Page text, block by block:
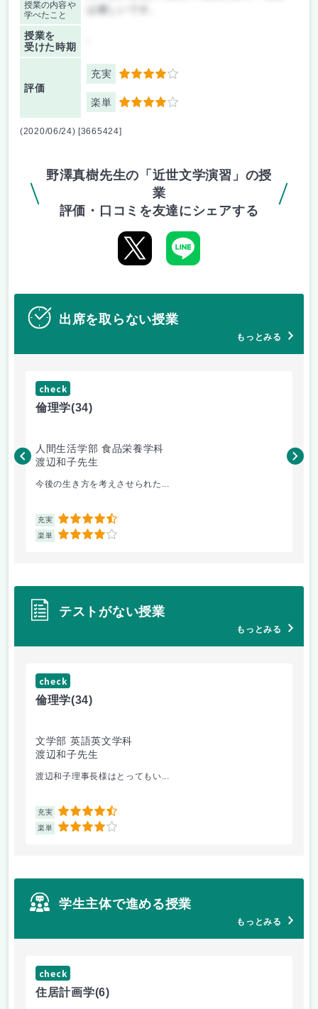
授業の内容や
学べたこと
は優しいです。
授業を
受けた時期
評価
充実 4
楽単 4
(2020/06/24) [3665424]
野澤真樹先生の「近世文学演習」の授
業
評価・口コミを友達にシェアする
出席を取らない授業
もっとみる
check
倫理学(34)
人間生活学部 食品栄養学科
渡辺和子先生
今後の生き方を考えさせられた...
充実 4.5
楽単 4
保
テストがない授業
もっとみる
check
倫理学(34)
文学部 英語英文学科
渡辺和子先生
渡辺和子理事長様はとってもい...
充実 4.5
楽単 4
学生主体で進める授業
もっとみる
check
住居計画学(6)